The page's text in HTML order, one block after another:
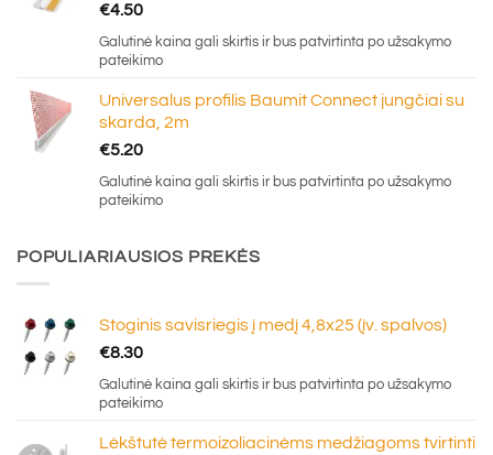
€4.50
Galutinė kaina gali skirtis ir bus patvirtinta po užsakymo
pateikimo
Universalus profilis Baumit Connect jungčiai su
skarda, 2m
€5.20
Galutinė kaina gali skirtis ir bus patvirtinta po užsakymo
pateikimo
POPULIARIAUSIOS PREKĖS
Stoginis savisriegis į medį 4,8x25 (įv. spalvos)
€8.30
Galutinė kaina gali skirtis ir bus patvirtinta po užsakymo
pateikimo
Lėkštutė termoizoliacinėms medžiagoms tvirtinti